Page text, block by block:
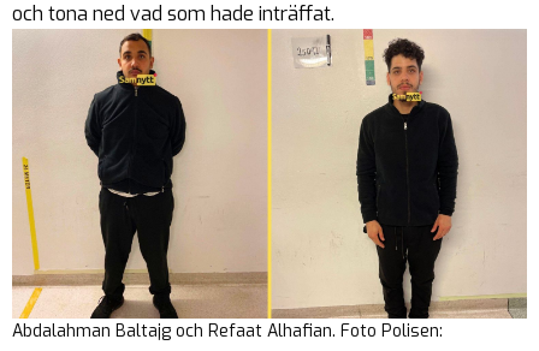
och tona ned vad som hade inträffat.
Abdalahman Baltajg och Refaat Alhafian. Foto Polisen: